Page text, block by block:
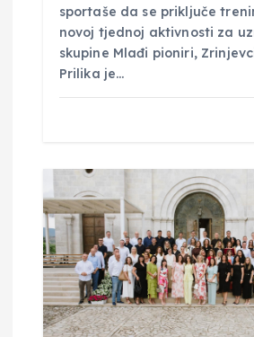
sportaše da se priključe
novoj tjednoj aktivnosti za
skupine Mlađi pioniri,
Prilika je…